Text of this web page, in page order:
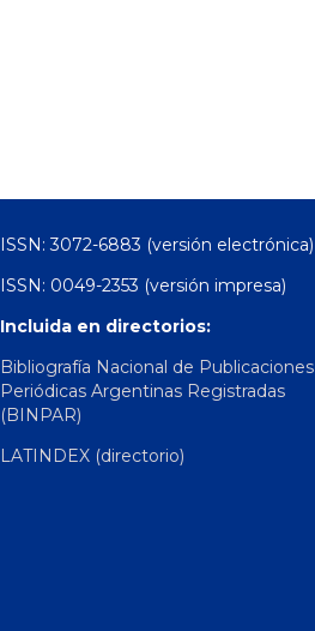
ISSN: 3072-6883 (versión electrónica)
ISSN: 0049-2353 (versión impresa)
Incluida en directorios:
Bibliografía Nacional de Publicaciones
Periódicas Argentinas Registradas
(BINPAR)
LATINDEX (directorio)